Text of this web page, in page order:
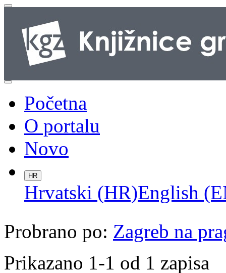
Početna
O portalu
Novo
HR
Hrvatski (HR)English
Probrano po: Zagreb na
Prikazano 1-1 od 1 zapisa